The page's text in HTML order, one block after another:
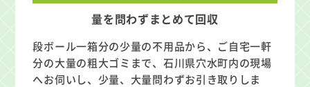
量を問わずまとめて回収
段ボール一箱分の少量の不用品から、ご自宅一軒
分の大量の粗大ゴミまで、石川県穴水町内の現場
へお伺いし、少量、大量問わずお引き取りしま